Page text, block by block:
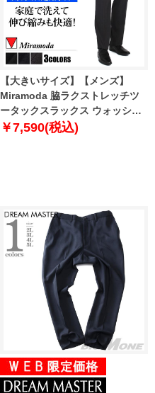
【大きいサイズ】【メンズ】
Miramoda 脇ラクストレッチツ
ータックスラックス ウォッシャ
ブル 日本製生地使用 3923
￥7,590(税込)